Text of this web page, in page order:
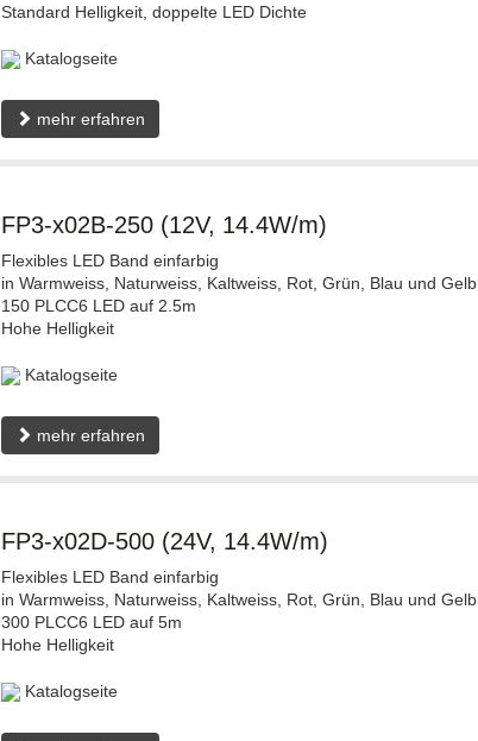
Standard Helligkeit, doppelte LED Dichte
Katalogseite
mehr erfahren
FP3-x02B-250 (12V, 14.4W/m)
Flexibles LED Band einfarbig
in Warmweiss, Naturweiss, Kaltweiss, Rot, Grün, Blau und Gelb
150 PLCC6 LED auf 2.5m
Hohe Helligkeit
Katalogseite
mehr erfahren
FP3-x02D-500 (24V, 14.4W/m)
Flexibles LED Band einfarbig
in Warmweiss, Naturweiss, Kaltweiss, Rot, Grün, Blau und Gelb
300 PLCC6 LED auf 5m
Hohe Helligkeit
Katalogseite